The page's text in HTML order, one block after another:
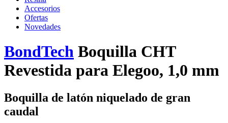
Accesorios
Ofertas
Novedades
BondTech Boquilla CHT
Revestida para Elegoo, 1,0 mm
Boquilla de latón niquelado de gran
caudal